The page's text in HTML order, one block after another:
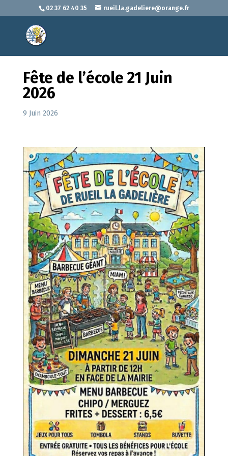
02 37 62 40 35 rueil.la.gadeliere@orange.fr
Fête de l’école 21 Juin
2026
9 Juin 2026